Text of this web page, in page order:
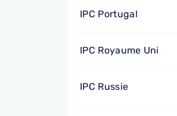
IPC Portugal
IPC Royaume Uni
IPC Russie